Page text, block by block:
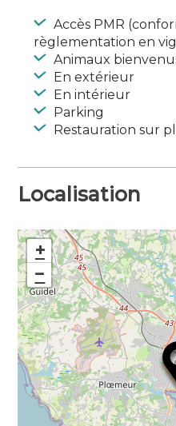
Accès PMR
règlementation en
Animaux
En extérieur
En intérieur
Parking
Restauration sur
Localisation
+
−